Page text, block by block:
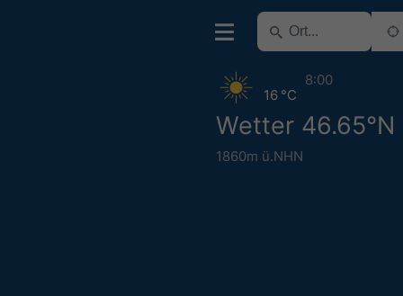
Wetter 46.65°N
1860m ü.NHN
16 °C
8:00